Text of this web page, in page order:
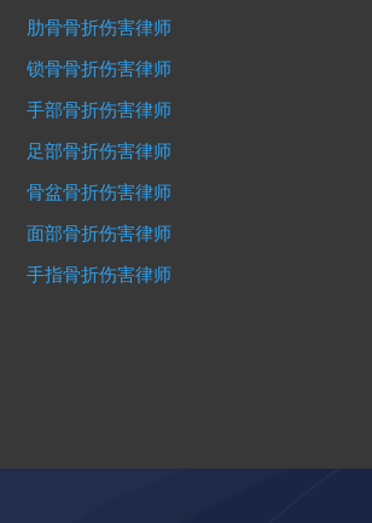
肋骨骨折伤害律师
锁骨骨折伤害律师
手部骨折伤害律师
足部骨折伤害律师
骨盆骨折伤害律师
面部骨折伤害律师
手指骨折伤害律师